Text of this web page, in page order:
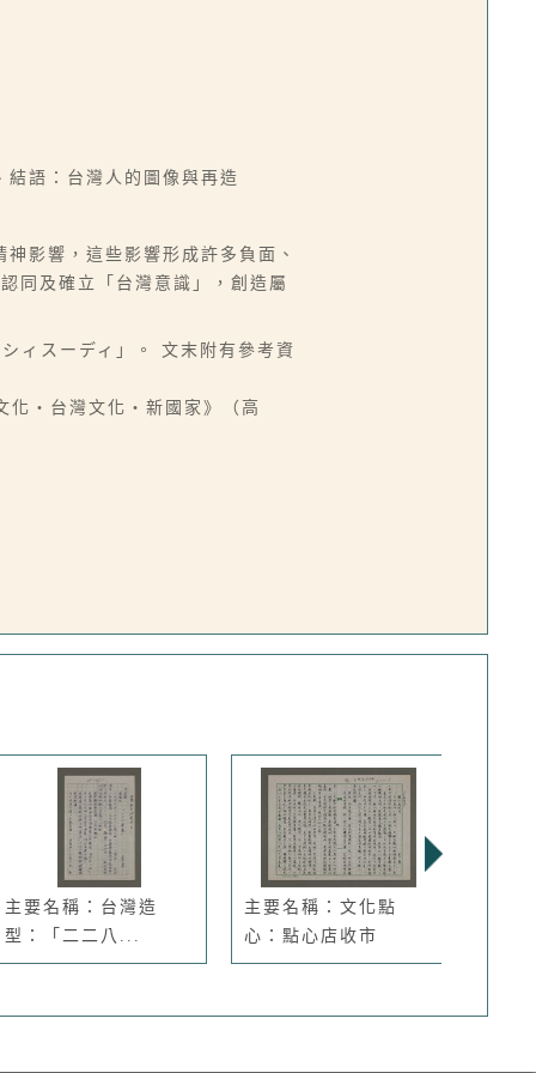
語：台灣人的圖像與再造
影響，這些影響形成許多負面、
同及確立「台灣意識」，創造屬
ィスーディ」。 文末附有參考資
・台灣文化・新國家》（高
主要名稱：台灣造
型：「二二八...
主要名稱：文化點
心：點心店收市